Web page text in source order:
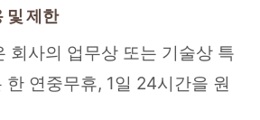
및 제한
회사의 업무상 또는 기술상 특
한 연중무휴, 1일 24시간을 원